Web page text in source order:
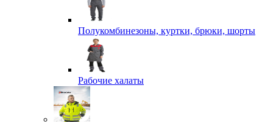
Полукомбинезоны, куртки, брюки, шорты
Рабочие халаты